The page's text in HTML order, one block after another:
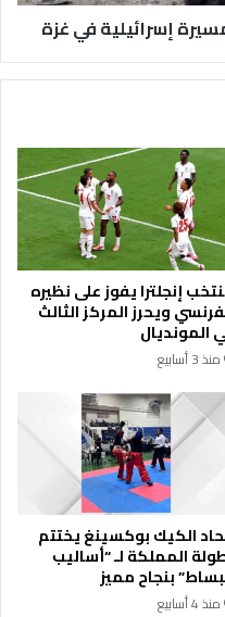
إسرائيلية في غزة
إنجلترا يفوز على نظيره
ويحرز المركز الثالث
المونديال
منذ 3 أسابيع
الكيك بوكسينغ يختتم
المملكة لـ “أساليب
بنجاح مميز
منذ 4 أسابيع